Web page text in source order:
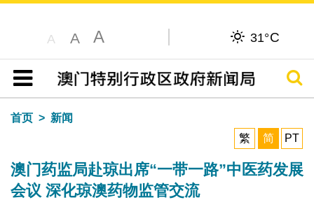
A A A 31°C
目录
搜寻
首页
新闻
繁
简 PT
澳门药监局赴琼出席“一带一路”中医药发展
会议 深化琼澳药物监管交流